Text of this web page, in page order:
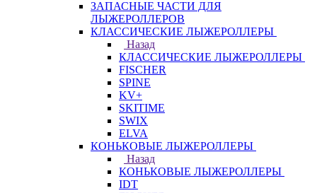
ЗАПАСНЫЕ ЧАСТИ ДЛЯ
ЛЫЖЕРОЛЛЕРОВ
КЛАССИЧЕСКИЕ ЛЫЖЕРОЛЛЕРЫ
Назад
КЛАССИЧЕСКИЕ ЛЫЖЕРОЛЛЕРЫ
FISCHER
SPINE
KV+
SKITIME
SWIX
ELVA
КОНЬКОВЫЕ ЛЫЖЕРОЛЛЕРЫ
Назад
КОНЬКОВЫЕ ЛЫЖЕРОЛЛЕРЫ
IDT